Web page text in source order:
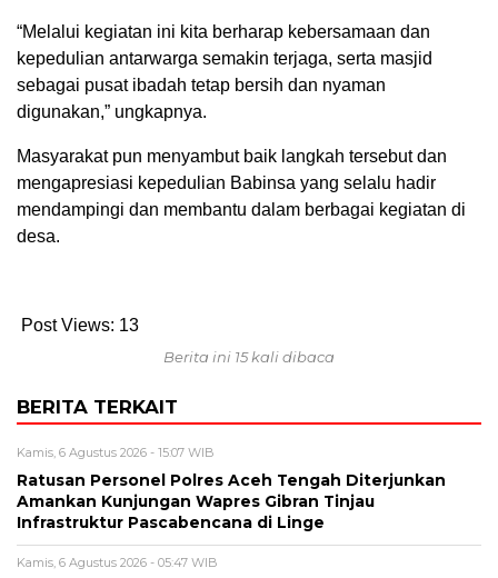
“Melalui kegiatan ini kita berharap kebersamaan dan
kepedulian antarwarga semakin terjaga, serta masjid
sebagai pusat ibadah tetap bersih dan nyaman
digunakan,” ungkapnya.
Masyarakat pun menyambut baik langkah tersebut dan
mengapresiasi kepedulian Babinsa yang selalu hadir
mendampingi dan membantu dalam berbagai kegiatan di
desa.
Post Views: 13
Berita ini 15 kali dibaca
BERITA TERKAIT
Kamis, 6 Agustus 2026 - 15:07 WIB
Ratusan Personel Polres Aceh Tengah Diterjunkan
Amankan Kunjungan Wapres Gibran Tinjau
Infrastruktur Pascabencana di Linge
Kamis, 6 Agustus 2026 - 05:47 WIB